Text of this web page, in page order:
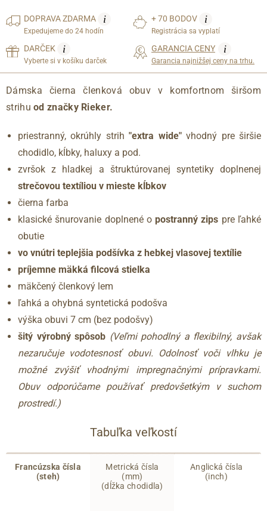
DOPRAVAZDARMA i
Expedujeme do 24 hodín
+ 70 BODOV i
Registrácia sa vyplatí
DARČEK i
Vyberte si v košíku darček
GARANCIA CENY i
Garancia najnižšej ceny na trhu.
Dámska čierna členková obuv v komfortnom širšom
strihuod značky Rieker.
priestranný, okrúhly strih"extra wide"vhodný pre širšie
chodidlo, kĺbky, haluxy a pod.
zvršok z hladkej a štruktúrovanej syntetiky doplnenej
strečovou textíliou v mieste kĺbkov
čierna farba
klasické šnurovanie doplnené opostranný zips pre ľahké
obutie
vo vnútri teplejšia podšívka z hebkej vlasovej textílie
príjemne mäkká filcová stielka
mäkčený členkový lem
ľahká a ohybná syntetická podošva
výška obuvi 7 cm (bez podošvy)
šitý výrobný spôsob (Veľmi pohodlný a flexibilný, avšak
nezaručuje vodotesnosť obuvi. Odolnosť voči vlhku je
možné zvýšiť vhodnými impregnačnými prípravkami.
Obuv odporúčame používať predovšetkým v suchom
prostredí.)
Tabuľka veľkostí
Francúzska čísla
(steh)
Metrická čísla
(mm)
(dĺžka chodidla)
Anglická čísla
(inch)